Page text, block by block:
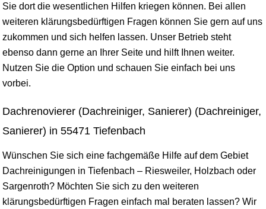
Sie dort die wesentlichen Hilfen kriegen können. Bei allen
weiteren klärungsbedürftigen Fragen können Sie gern auf uns
zukommen und sich helfen lassen. Unser Betrieb steht
ebenso dann gerne an Ihrer Seite und hilft Ihnen weiter.
Nutzen Sie die Option und schauen Sie einfach bei uns
vorbei.
Dachrenovierer (Dachreiniger, Sanierer) (Dachreiniger,
Sanierer) in 55471 Tiefenbach
Wünschen Sie sich eine fachgemäße Hilfe auf dem Gebiet
Dachreinigungen in Tiefenbach – Riesweiler, Holzbach oder
Sargenroth? Möchten Sie sich zu den weiteren
klärungsbedürftigen Fragen einfach mal beraten lassen? Wir